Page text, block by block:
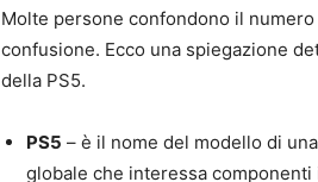
Molte persone confondono il
confusione. Ecco una spiegazione
della PS5.
PS5 – è il nome del modello di
globale che interessa